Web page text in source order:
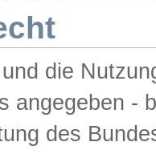
die
angegeben -
des